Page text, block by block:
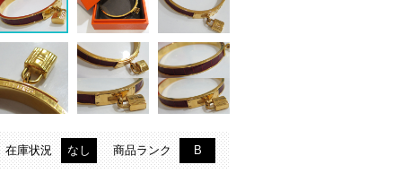
在庫状況 なし 商品ランク B